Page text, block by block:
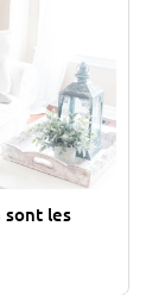
sont les